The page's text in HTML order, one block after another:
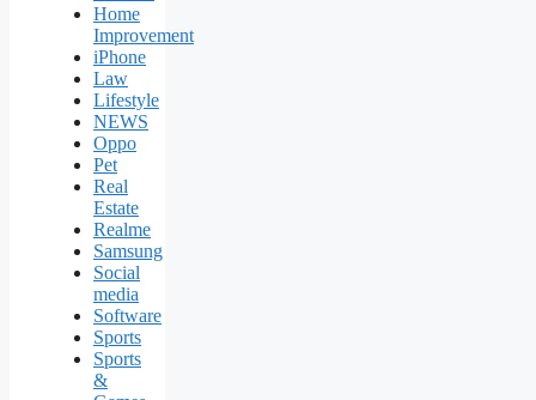
Home
Improvement
iPhone
Law
Lifestyle
NEWS
Oppo
Pet
Real
Estate
Realme
Samsung
Social
media
Software
Sports
Sports
&